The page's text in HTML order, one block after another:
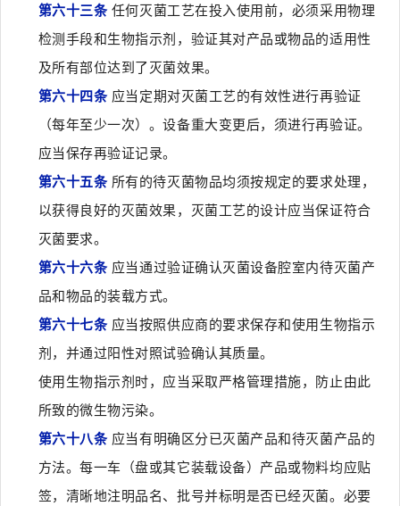
第六十三条任何灭菌工艺在投入使用前，必须采用物理
检测手段和生物指示剂，验证其对产品或物品的适用性
及所有部位达到了灭菌效果。
第六十四条应当定期对灭菌工艺的有效性进行再验证
（每年至少一次）。设备重大变更后，须进行再验证。
应当保存再验证记录。
第六十五条 所有的待灭菌物品均须按规定的要求处理，
以获得良好的灭菌效果，灭菌工艺的设计应当保证符合
灭菌要求。
第六十六条应当通过验证确认灭菌设备腔室内待灭菌产
品和物品的装载方式。
第六十七条 应当按照供应商的要求保存和使用生物指示
剂，并通过阳性对照试验确认其质量。
使用生物指示剂时，应当采取严格管理措施，防止由此
所致的微生物污染。
第六十八条应当有明确区分已灭菌产品和待灭菌产品的
方法。每一车（盘或其它装载设备）产品或物料均应贴
签，清晰地注明品名、批号并标明是否已经灭菌。必要